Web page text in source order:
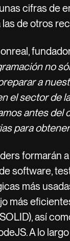
cifras de
de otros
no
a
el sector de
antes del
para
formarán
software,
más
más
así
A lo